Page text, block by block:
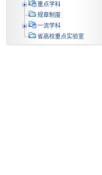
重点学科
规章制度
一流学科
省高校重点实验室